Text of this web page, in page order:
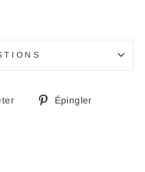
TweeterÉpingler